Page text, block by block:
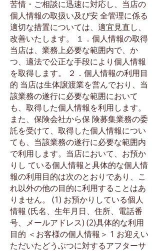
苦情・ご相談に迅速に対応し、当店の
個人情報の取扱い及び安 全管理に係る
適切な措置については、適宜見直し、
改善いたします。 １．個人情報の取得
当店は、業務上必要な範囲内で、か
つ、適法で公正な手段により個人情報
を取得します。 ２．個人情報の利用目
的 当店は生体譲渡業を営んでおり、当
該業務の遂行に必要な範囲において
も、取得した個人情報を利用します。
また、保険会社から保 険募集業務の委
託を受けて、取得した個人情報につい
ても、当該業務の遂行に必要な範囲内
で利用します。当店において、お預か
りし ている個人情報と具体的な個人情
報の利用目的は次のとおりであり、こ
れ以外の他の目的に利用することはあ
りません。 (1) お預かりしている個人
情報 (氏名、生年月日、住所、電話番
号、メールアドレス) (2)具体的な利用
目的 ＜お客様の個人情報＞ 1 お迎えい
ただいたどうぶつに対するアフターサ